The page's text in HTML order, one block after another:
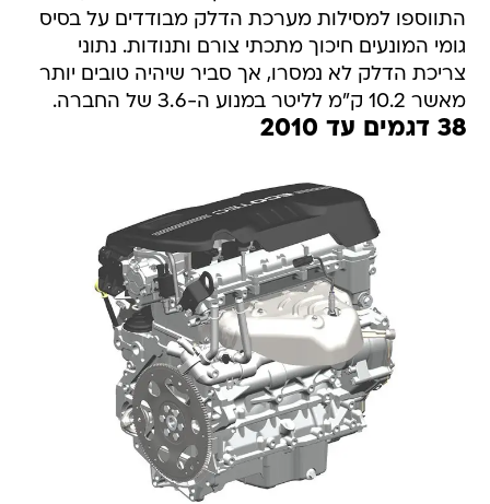
התווספו למסילות מערכת הדלק מבודדים על בסיס
גומי המונעים חיכוך מתכתי צורם ותנודות. נתוני
צריכת הדלק לא נמסרו, אך סביר שיהיה טובים יותר
מאשר 10.2 ק"מ לליטר במנוע ה-3.6 של החברה.
38 דגמים עד 2010